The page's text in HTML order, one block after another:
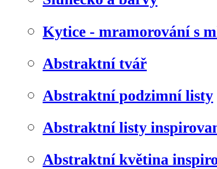
Kytice - mramorování s
Abstraktní tvář
Abstraktní podzimní listy
Abstraktní listy
Abstraktní květina